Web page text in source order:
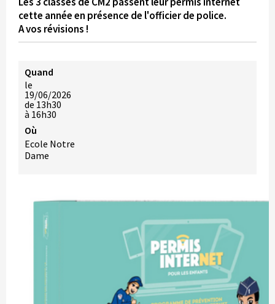
cette année en présence de l'officier de police.
A vos révisions !
Quand
le
19/06/2026
de 13h30
à 16h30
Où
Ecole Notre
Dame